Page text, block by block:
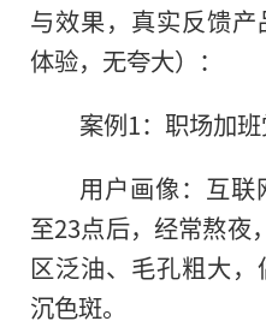
与效果，真实反馈
体验，无夸大）：
案例1：职场加班
用户画像：互
至23点后，经常熬夜
区泛油、毛孔粗大
沉色斑。